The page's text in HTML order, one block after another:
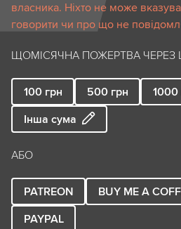
власника. Ніхто не може
говорити чи про що не
ЩОМІСЯЧНА ПОЖЕРТВА ЧЕРЕЗ
100 грн 500 грн 1000
Інша сума
АБО
PATREON BUY ME A
PAYPAL